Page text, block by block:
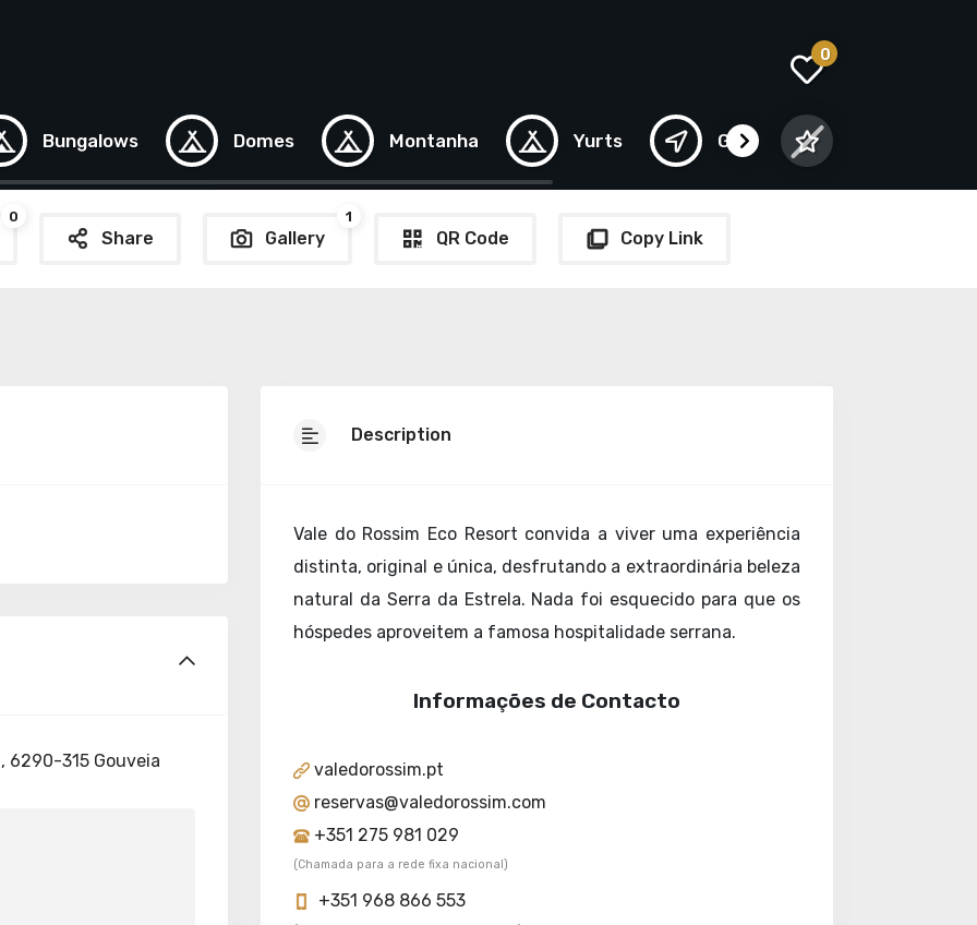
Bungalows Domes Montanha Yurts Guarda
0
0
Share Gallery
1
QR Code Copy Link
6290-315 Gouveia
Description
Vale do Rossim Eco Resort convida a viver uma experiência
distinta, original e única, desfrutando a extraordinária beleza
natural da Serra da Estrela. Nada foi esquecido para que os
hóspedes aproveitem a famosa hospitalidade serrana.
Informações de Contacto
valedorossim.pt
reservas@valedorossim.com
+351 275 981 029
(Chamada para a rede fixa nacional)
+351 968 866 553